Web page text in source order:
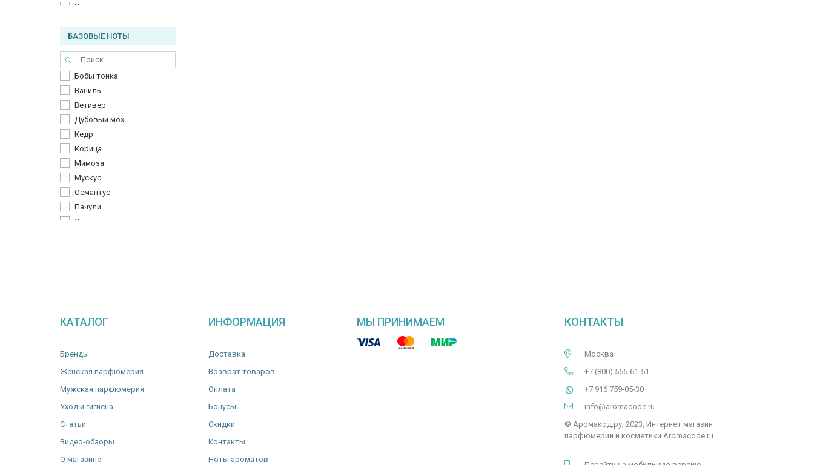
Кардамон
Кориандр
Корица
Красное дерево
Лаванда
Ландыш
Лимон
Мандарин
Мимоза
Мускус
Османтус
Пачули
Перец
Персик
БАЗОВЫЕ НОТЫ
Бобы тонка
Ваниль
Ветивер
Дубовый мох
Кедр
Корица
Мимоза
Мускус
Османтус
Пачули
Сандаловое дерево
КАТАЛОГ
Бренды
Женская парфюмерия
Мужская парфюмерия
Уход и гигиена
Статьи
Видео-обзоры
О магазине
ИНФОРМАЦИЯ
Доставка
Возврат товаров
Оплата
Бонусы
Скидки
Контакты
Ноты ароматов
МЫ ПРИНИМАЕМ КОНТАКТЫ
Москва
+7 (800) 555-61-51
+7 916 759-05-30
info@aromacode.ru
© Аромакод.ру, 2023, Интернет магазин
парфюмерии и косметики Aromacode.ru